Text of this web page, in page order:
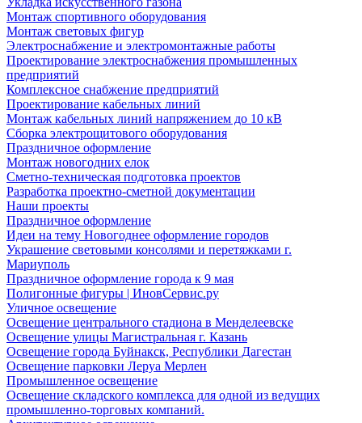
Монтаж спортивного оборудования
Монтаж световых фигур
Электроснабжение и электромонтажные работы
Проектирование электроснабжения промышленных
предприятий
Комплексное снабжение предприятий
Проектирование кабельных линий
Монтаж кабельных линий напряжением до 10 кВ
Сборка электрощитового оборудования
Праздничное оформление
Монтаж новогодних елок
Сметно-техническая подготовка проектов
Разработка проектно-сметной документации
Наши проекты
Праздничное оформление
Идеи на тему Новогоднее оформление городов
Украшение световыми консолями и перетяжками г.
Мариуполь
Праздничное оформление города к 9 мая
Полигонные фигуры | ИновСервис.ру
Уличное освещение
Освещение центрального стадиона в Менделеевске
Освещение улицы Магистральная г. Казань
Освещение города Буйнакск, Республики Дагестан
Освещение парковки Леруа Мерлен
Промышленное освещение
Освещение складского комплекса для одной из ведущих
промышленно-торговых компаний.